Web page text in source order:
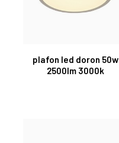
plafon led doron 50w
2500lm 3000k